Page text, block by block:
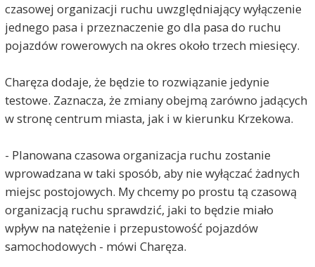
czasowej organizacji ruchu uwzględniający wyłączenie
jednego pasa i przeznaczenie go dla pasa do ruchu
pojazdów rowerowych na okres około trzech miesięcy.
Charęza dodaje, że będzie to rozwiązanie jedynie
testowe. Zaznacza, że zmiany obejmą zarówno jadących
w stronę centrum miasta, jak i w kierunku Krzekowa.
- Planowana czasowa organizacja ruchu zostanie
wprowadzana w taki sposób, aby nie wyłączać żadnych
miejsc postojowych. My chcemy po prostu tą czasową
organizacją ruchu sprawdzić, jaki to będzie miało
wpływ na natężenie i przepustowość pojazdów
samochodowych - mówi Charęza.